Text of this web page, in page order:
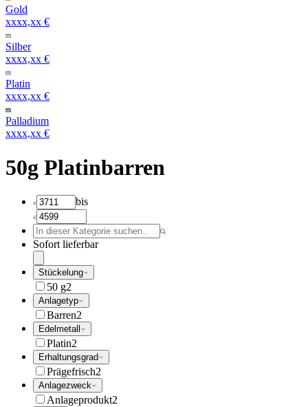
Gold
xxxx,xx €
Silber
xxxx,xx €
Platin
xxxx,xx €
Palladium
xxxx,xx €
50g Platinbarren
bis
Sofort lieferbar
Stückelung
50 g2
Anlagetyp
Barren2
Edelmetall
Platin2
Erhaltungsgrad
Prägefrisch2
Anlagezweck
Anlageprodukt2